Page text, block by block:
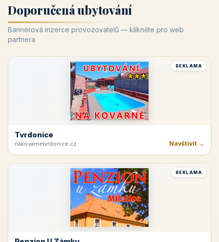
Doporučená ubytování
Bannerová inzerce provozovatelů — klikněte pro web
partnera
REKLAMA
Tvrdonice
nakovarnetvrdonice.cz Navštívit →
REKLAMA